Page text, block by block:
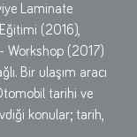
Laminate
(2016),
Workshop (2017)
Bir ulaşım aracı
tarihi ve
konular; tarih,